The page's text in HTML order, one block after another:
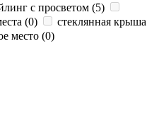
с просветом (5)
(0)
стеклянная крыша
место (0)